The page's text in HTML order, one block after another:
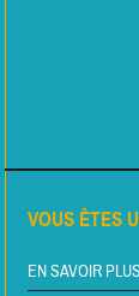
VOUS ÊTES
EN SAVOIR PLUS